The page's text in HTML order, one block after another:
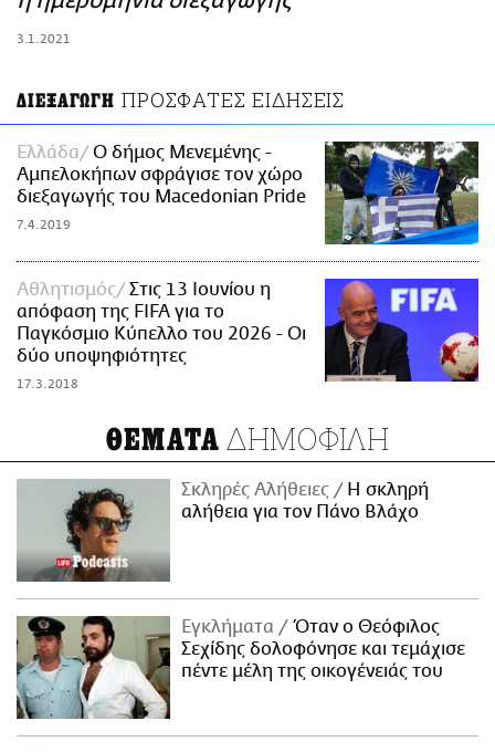
3.1.2021
ΔΙΕΞΑΓΩΓΗ ΠΡΟΣΦΑΤΕΣ ΕΙΔΗΣΕΙΣ
Ελλάδα
Ο δήμος Μενεμένης -
Αμπελοκήπων σφράγισε τον χώρο
διεξαγωγής του Macedonian Pride
7.4.2019
Αθλητισμός
Στις 13 Ιουνίου η
απόφαση της FIFA για το
Παγκόσμιο Κύπελλο του 2026 - Οι
δύο υποψηφιότητες
17.3.2018
ΘΕΜΑΤΑ ΔΗΜΟΦΙΛΗ
Σκληρές Αλήθειες
H σκληρή
αλήθεια για τον Πάνο Βλάχο
Εγκλήματα
Όταν ο Θεόφιλος
Σεχίδης δολοφόνησε και τεμάχισε
πέντε μέλη της οικογένειάς του